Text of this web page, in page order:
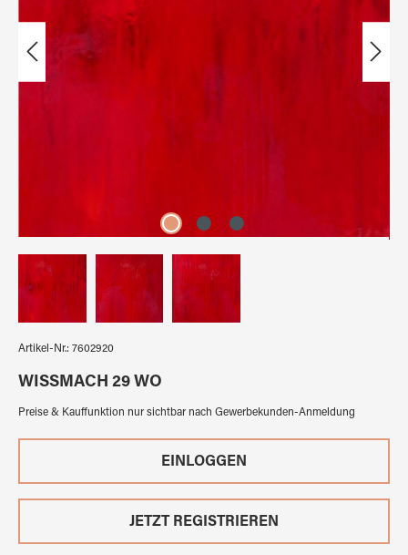
Artikel-Nr.: 7602920
WISSMACH 29 WO
Preise & Kauffunktion nur sichtbar nach Gewerbekunden-Anmeldung
EINLOGGEN
JETZT REGISTRIEREN